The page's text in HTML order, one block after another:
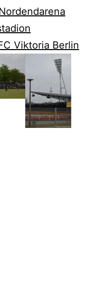
Viktoria Berlin